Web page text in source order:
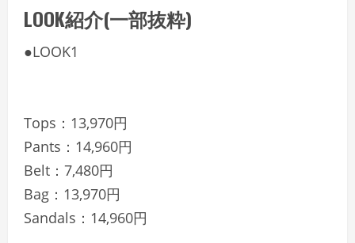
LOOK紹介(一部抜粋)
●LOOK1
Tops：13,970円
Pants：14,960円
Belt：7,480円
Bag：13,970円
Sandals：14,960円